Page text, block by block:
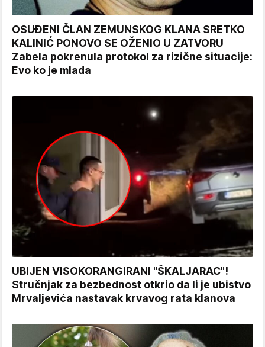
OSUĐENI ČLAN ZEMUNSKOG KLANA SRETKO
KALINIĆ PONOVO SE OŽENIO U ZATVORU
Zabela pokrenula protokol za rizične situacije:
Evo ko je mlada
UBIJEN VISOKORANGIRANI "ŠKALJARAC"!
Stručnjak za bezbednost otkrio da li je ubistvo
Mrvaljevića nastavak krvavog rata klanova